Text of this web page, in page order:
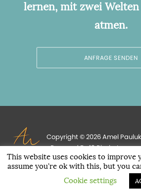
lernen, mit zwei
atmen.
ANFRAGE SENDEN
Copyright © 2026 Amel
Powered By13 Pixels.
This website uses cookies to improve
assume you're ok with this, but you
Cookie settings